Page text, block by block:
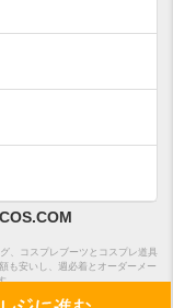
、コスプレブーツとコスプレ道具
も安いし、週必着とオーダーメー
引法表示